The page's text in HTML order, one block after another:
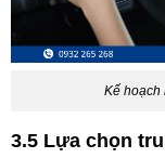
Kế hoạch
3.5 Lựa chọn